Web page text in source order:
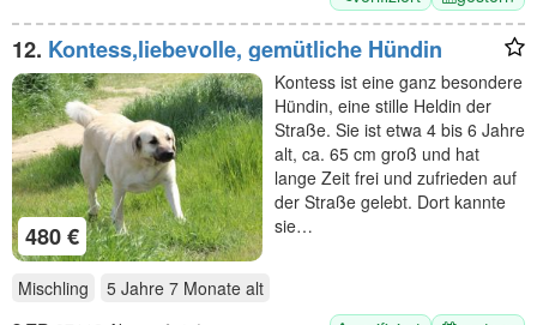
12. Kontess,liebevolle, gemütliche Hündin
480 €
Kontess ist eine ganz besondere
Hündin, eine stille Heldin der
Straße. Sie ist etwa 4 bis 6 Jahre
alt, ca. 65 cm groß und hat
lange Zeit frei und zufrieden auf
der Straße gelebt. Dort kannte
sie…
Mischling 5 Jahre 7 Monate alt